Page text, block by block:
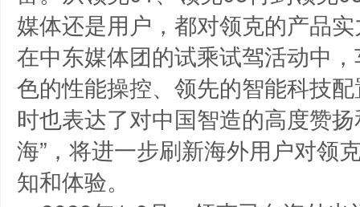
媒体还是用户，都对领克的产品
在中东媒体团的试乘试驾活动中
色的性能操控、领先的智能科技
时也表达了对中国智造的高度赞
海”，将进一步刷新海外用户对领
知和体验。